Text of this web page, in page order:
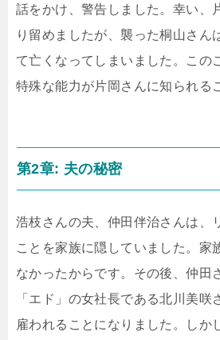
話をかけ、警告しました。幸い、
り留めましたが、襲った桐山さん
て亡くなってしまいました。この
特殊な能力が片岡さんに知られる
第2章: 夫の秘密
浩枝さんの夫、仲田伴治さんは、
ことを家族に隠していました。家
なかったからです。その後、仲田
「エド」の女社長である北川美咲
雇われることになりました。しか